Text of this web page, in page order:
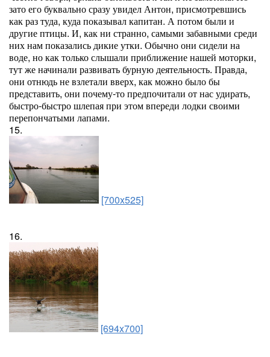
зато его буквально сразу увидел Антон, присмотревшись
как раз туда, куда показывал капитан. А потом были и
другие птицы. И, как ни странно, самыми забавными среди
них нам показались дикие утки. Обычно они сидели на
воде, но как только слышали приближение нашей моторки,
тут же начинали развивать бурную деятельность. Правда,
они отнюдь не взлетали вверх, как можно было бы
представить, они почему-то предпочитали от нас удирать,
быстро-быстро шлепая при этом впереди лодки своими
перепончатыми лапами.
15.
[700x525]
16.
[694x700]